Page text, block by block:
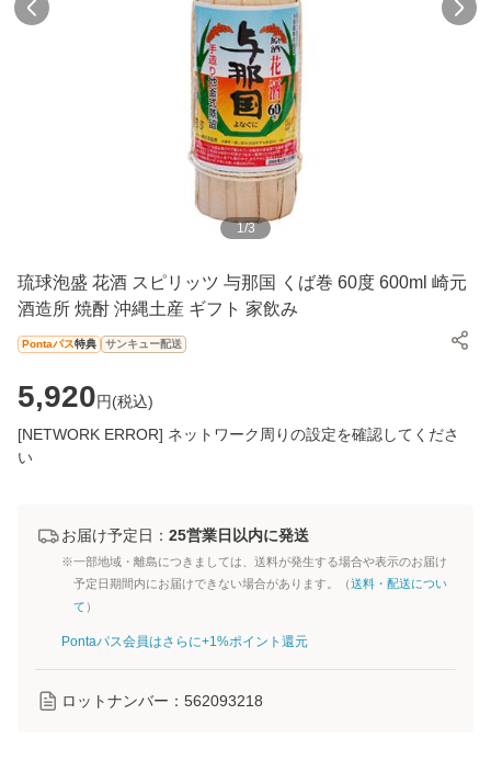
1/3
琉球泡盛 花酒 スピリッツ 与那国 くば巻 60度 600ml 崎元
酒造所 焼酎 沖縄土産 ギフト 家飲み
Pontaパス特典 サンキュー配送
5,920円(税込)
[NETWORK ERROR] ネットワーク周りの設定を確認してくださ
い
お届け予定日： 25営業日以内に発送
※一部地域・離島につきましては、送料が発生する場合や表示のお届け
予定日期間内にお届けできない場合があります。（送料・配送につい
て ）
Pontaパス会員はさらに+1%ポイント還元
ロットナンバー： 562093218